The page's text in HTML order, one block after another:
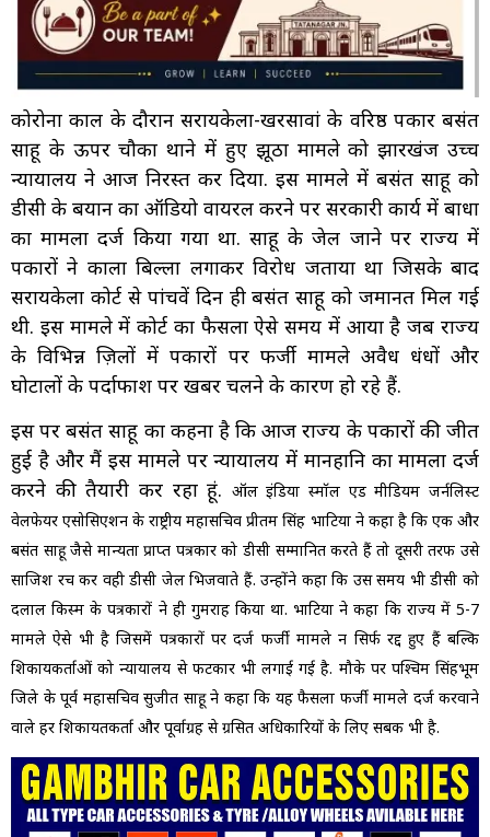
कोरोना काल के दौरान सरायकेला-खरसावां के वरिष्ठ पत्रकार बसंत
साहू के ऊपर चौका थाने में हुए झूठा मामले को झारखंज उच्च
न्यायालय ने आज निरस्त कर दिया. इस मामले में बसंत साहू को
डीसी के बयान का ऑडियो वायरल करने पर सरकारी कार्य में बाधा
का मामला दर्ज किया गया था. साहू के जेल जाने पर राज्य में
पत्रकारों ने काला बिल्ला लगाकर विरोध जताया था जिसके बाद
सरायकेला कोर्ट से पांचवें दिन ही बसंत साहू को जमानत मिल गई
थी. इस मामले में कोर्ट का फैसला ऐसे समय में आया है जब राज्य
के विभिन्न ज़िलों में पत्रकारों पर फर्जी मामले अवैध धंधों और
घोटालों के पर्दाफाश पर खबर चलने के कारण हो रहे हैं.
इस पर बसंत साहू का कहना है कि आज राज्य के पत्रकारों की जीत
हुई है और मैं इस मामले पर न्यायालय में मानहानि का मामला दर्ज
करने की तैयारी कर रहा हूं. ऑल इंडिया स्मॉल एंड मीडियम जर्नलिस्ट
वेलफेयर एसोसिएशन के राष्ट्रीय महासचिव प्रीतम सिंह भाटिया ने कहा है कि एक और
बसंत साहू जैसे मान्यता प्राप्त पत्रकार को डीसी सम्मानित करते हैं तो दूसरी तरफ उसे
साजिश रच कर वही डीसी जेल भिजवाते हैं. उन्होंने कहा कि उस समय भी डीसी को
दलाल किस्म के पत्रकारों ने ही गुमराह किया था. भाटिया ने कहा कि राज्य में 5-7
मामले ऐसे भी है जिसमें पत्रकारों पर दर्ज फर्जी मामले न सिर्फ रद्द हुए हैं बल्कि
शिकायकर्ताओं को न्यायालय से फटकार भी लगाई गई है. मौके पर पश्चिम सिंहभूम
जिले के पूर्व महासचिव सुजीत साहू ने कहा कि यह फैसला फर्जी मामले दर्ज करवाने
वाले हर शिकायतकर्ता और पूर्वाग्रह से ग्रसित अधिकारियों के लिए सबक भी है.